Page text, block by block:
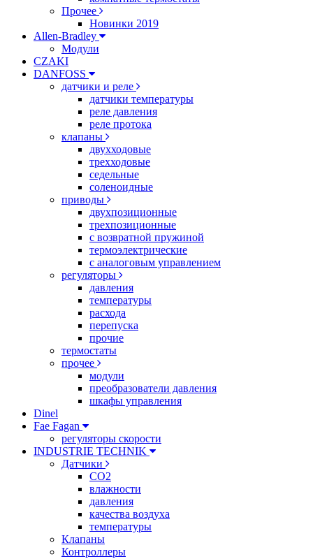
Прочее
Новинки 2019
Allen-Bradley
Модули
CZAKI
DANFOSS
датчики и реле
датчики температуры
реле давления
реле протока
клапаны
двухходовые
трехходовые
седельные
соленоидные
приводы
двухпозиционные
трехпозиционные
с возвратной пружиной
термоэлектрические
с аналоговым управлением
регуляторы
давления
температуры
расхода
перепуска
прочие
термостаты
прочее
модули
преобразователи давления
шкафы управления
Dinel
Fae Fagan
регуляторы скорости
INDUSTRIE TECHNIK
Датчики
CO2
влажности
давления
качества воздуха
температуры
Клапаны
Контроллеры